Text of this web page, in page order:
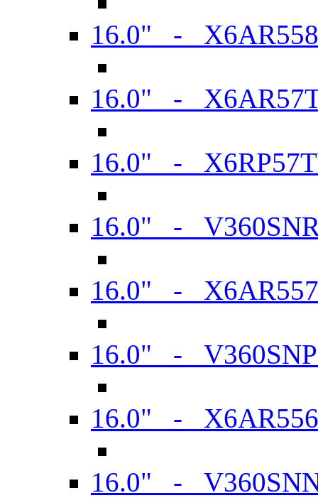
16.0" -
16.0" -
16.0" -
16.0" -
16.0" -
16.0" -
16.0" -
16.0" -